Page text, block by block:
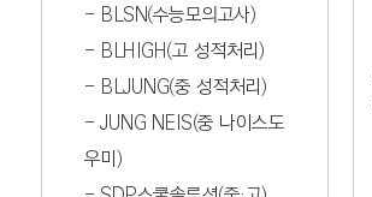
BLSN(수능모의고사)
BLHIGH(고 성적처리)
BLJUNG(중 성적처리)
JUNG NEIS(중 나이스도
우미)